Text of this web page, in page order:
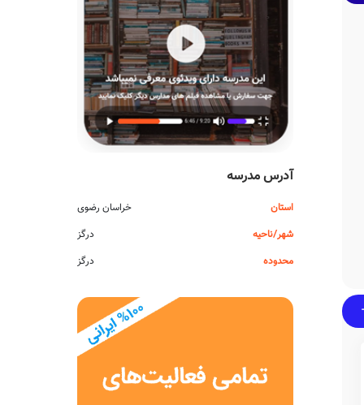
آدرس مدرسه
استان
خراسان رضوی
شهر/ناحیه
درگز
محدوده
درگز